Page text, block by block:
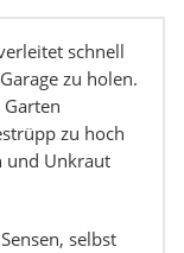
schnell
zu holen.
zu hoch
und Unkraut
selbst